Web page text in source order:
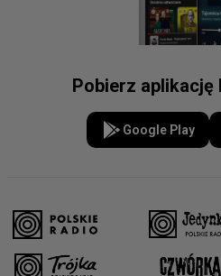
Pobierz aplikację
Google Play